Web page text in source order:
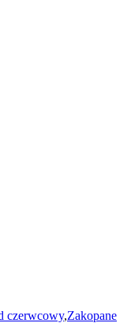
czerwcowy,Zakopane